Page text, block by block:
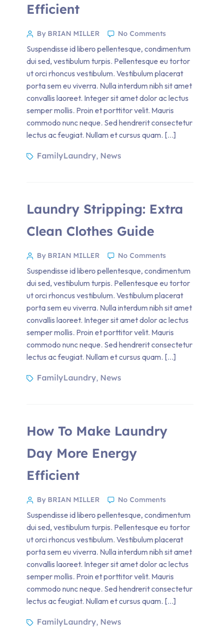
Efficient
By BRIAN MILLER No Comments
Suspendisse id libero pellentesque, condimentum
dui sed, vestibulum turpis. Pellentesque eu tortor
ut orci rhoncus vestibulum. Vestibulum placerat
porta sem eu viverra. Nulla interdum nibh sit amet
convallis laoreet. Integer sit amet dolor ac lectus
semper mollis. Proin et porttitor velit. Mauris
commodo nunc neque. Sed hendrerit consectetur
lectus ac feugiat. Nullam et cursus quam. […]
FamilyLaundry, News
Laundry Stripping: Extra
Clean Clothes Guide
By BRIAN MILLER No Comments
Suspendisse id libero pellentesque, condimentum
dui sed, vestibulum turpis. Pellentesque eu tortor
ut orci rhoncus vestibulum. Vestibulum placerat
porta sem eu viverra. Nulla interdum nibh sit amet
convallis laoreet. Integer sit amet dolor ac lectus
semper mollis. Proin et porttitor velit. Mauris
commodo nunc neque. Sed hendrerit consectetur
lectus ac feugiat. Nullam et cursus quam. […]
FamilyLaundry, News
How To Make Laundry
Day More Energy
Efficient
By BRIAN MILLER No Comments
Suspendisse id libero pellentesque, condimentum
dui sed, vestibulum turpis. Pellentesque eu tortor
ut orci rhoncus vestibulum. Vestibulum placerat
porta sem eu viverra. Nulla interdum nibh sit amet
convallis laoreet. Integer sit amet dolor ac lectus
semper mollis. Proin et porttitor velit. Mauris
commodo nunc neque. Sed hendrerit consectetur
lectus ac feugiat. Nullam et cursus quam. […]
FamilyLaundry, News